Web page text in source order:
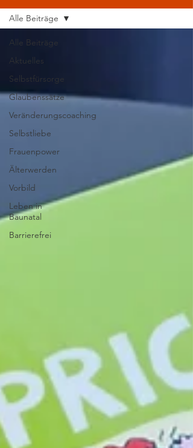
Alle Beiträge
Aktuelles
Selbstfürsorge
Glaubenssätze
Veränderungscoaching
Selbstliebe
Frauenpower
Älterwerden
Vorbild
Leben in
Baunatal
Barrierefrei
Alle Beiträge